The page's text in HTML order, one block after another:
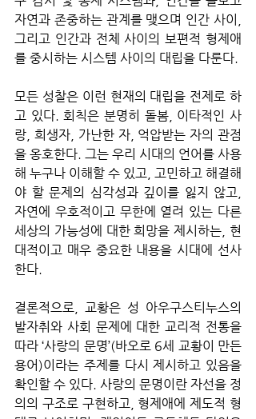
자연과 존중하는 관계를 맺으며 인간 사이,
그리고 인간과 전체 사이의 보편적 형제애
를 중시하는 시스템 사이의 대립을 다룬다.
모든 성찰은 이런 현재의 대립을 전제로 하
고 있다. 회칙은 분명히 돌봄, 이타적인 사
랑, 희생자, 가난한 자, 억압받는 자의 관점
을 옹호한다. 그는 우리 시대의 언어를 사용
해 누구나 이해할 수 있고, 고민하고 해결해
야 할 문제의 심각성과 깊이를 잃지 않고,
자연에 우호적이고 무한에 열려 있는 다른
세상의 가능성에 대한 희망을 제시하는, 현
대적이고 매우 중요한 내용을 시대에 선사
한다.
결론적으로, 교황은 성 아우구스티누스의
발자취와 사회 문제에 대한 교리적 전통을
따라 ‘사랑의 문명’(바오로 6세 교황이 만든
용어)이라는 주제를 다시 제시하고 있음을
확인할 수 있다. 사랑의 문명이란 자선을 정
의의 구조로 구현하고, 형제애에 제도적 형